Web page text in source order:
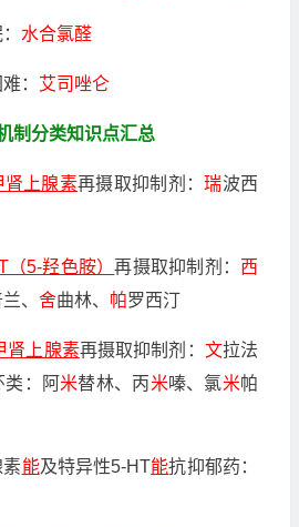
水合氯醛
： 艾司唑仑
制分类知识点汇总
肾上腺素再摄取抑制剂：瑞波西
（5-羟色胺）再摄取抑制剂： 西
、 舍曲林、 帕罗西汀
肾上腺素再摄取抑制剂： 文拉法
类：阿米替林、丙米嗪、氯米帕
能及特异性5-HT能抗抑郁药：